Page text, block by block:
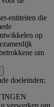
entiteiten die
op
om
doeleinden:
verwerken om